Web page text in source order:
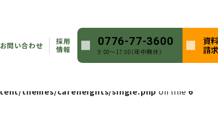
お問い合わせ
採用
情報
0776-77-3600
9:00〜17:00（年中無休）
資
請
themes/careheights/single.phpon line5
single.phpon line6
themes/careheights/single.php on line 6